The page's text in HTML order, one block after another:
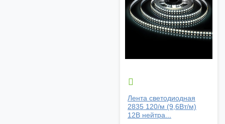

Лента светодиодная
2835 120/м (9,6Вт/м)
12В нейтра...